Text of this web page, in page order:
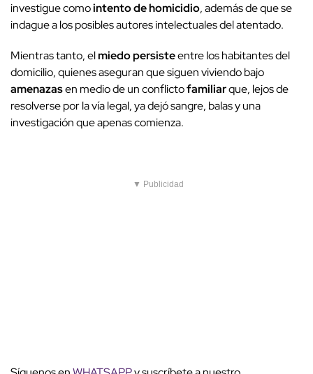
investigue comointento de homicidio, además de que se
indague a los posibles autores intelectuales del atentado.
Mientras tanto, elmiedo persisteentre los habitantes del
domicilio, quienes aseguran que siguen viviendo bajo
amenazasen medio de un conflictofamiliarque, lejos de
resolverse por la vía legal, ya dejó sangre, balas y una
investigación que apenas comienza.
▼ Publicidad